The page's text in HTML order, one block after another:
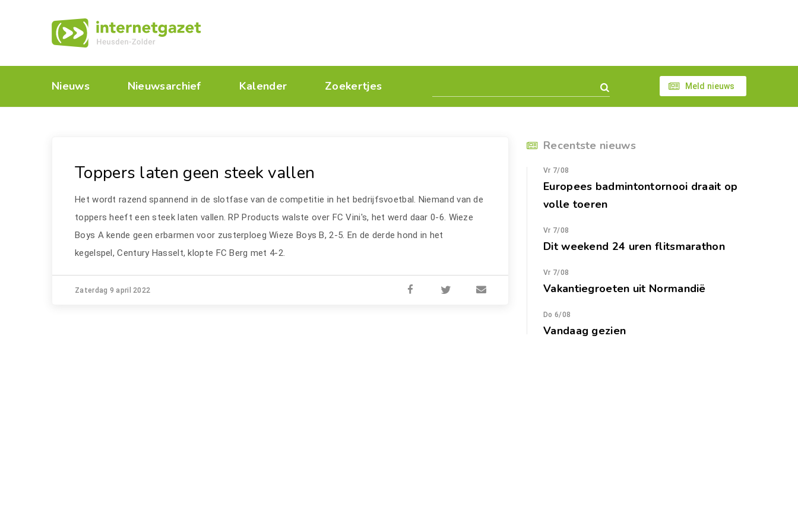
Nieuws Nieuwsarchief Kalender Zoekertjes Meld nieuws
Toppers laten geen steek vallen
Het wordt razend spannend in de slotfase van de competitie in het bedrijfsvoetbal. Niemand van de
toppers heeft een steek laten vallen. RP Products walste over FC Vini's, het werd daar 0-6. Wieze
Boys A kende geen erbarmen voor zusterploeg Wieze Boys B, 2-5. En de derde hond in het
kegelspel, Century Hasselt, klopte FC Berg met 4-2.
Zaterdag 9 april 2022
Recentste nieuws
Vr 7/08
Europees badmintontornooi draait op
volle toeren
Vr 7/08
Dit weekend 24 uren flitsmarathon
Vr 7/08
Vakantiegroeten uit Normandië
Do 6/08
Vandaag gezien